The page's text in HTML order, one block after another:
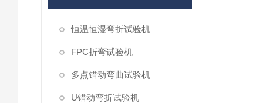
恒温恒湿弯折试验机
FPC折弯试验机
多点错动弯曲试验机
U错动弯折试验机